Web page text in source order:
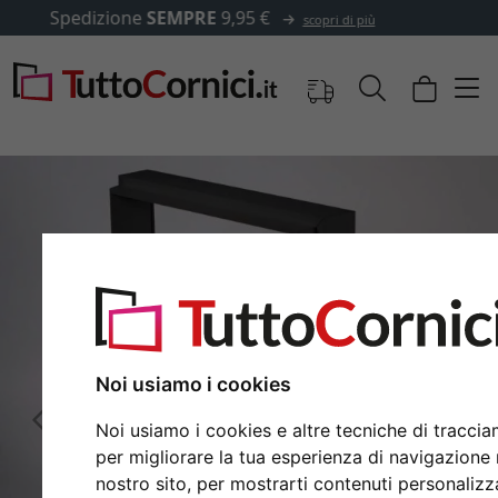
Noi usiamo i cookies
Noi usiamo i cookies e altre tecniche di
per migliorare la tua esperienza di navigazione
nostro sito, per mostrarti contenuti
✓500.000 articoli tra cui scegliere
Indietro